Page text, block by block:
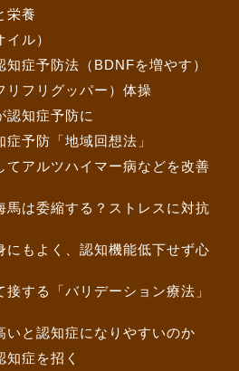
栄養
ル）
症予防法（BDNFを増やす）
リフリグッパー）体操
認知症予防に
予防「地域回想法」
てアルツハイマー病などを改善
馬は委縮する？ストレスに対抗
にもよく、認知機能低下せず心
する「バリデーション療法」
いと認知症になりやすいのか
症を招く